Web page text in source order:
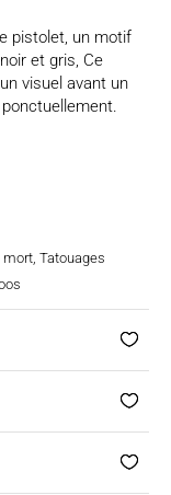
pistolet, un motif
et gris, Ce
visuel avant un
mort Tatouages